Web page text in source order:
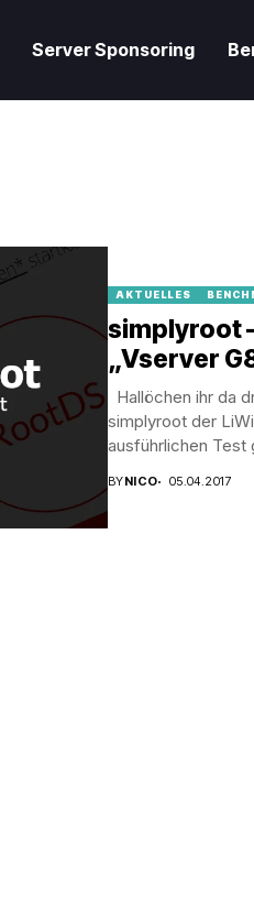
Server Sponsoring
AKTUELLES
simplyroot
„Vserver
Hallöchen ihr da
simplyroot der
ausführlichen Test
BYNICO 05.04.2017